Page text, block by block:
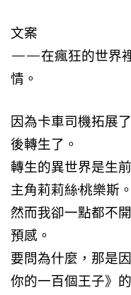
文案
——在瘋狂的世界
情。
因為卡車司機拓展
後轉生了。
轉生的異世界是生
主角莉莉絲·桃樂斯。
然而我卻一點都不
預感。
要問為什麼，那是
你的一百個王子》